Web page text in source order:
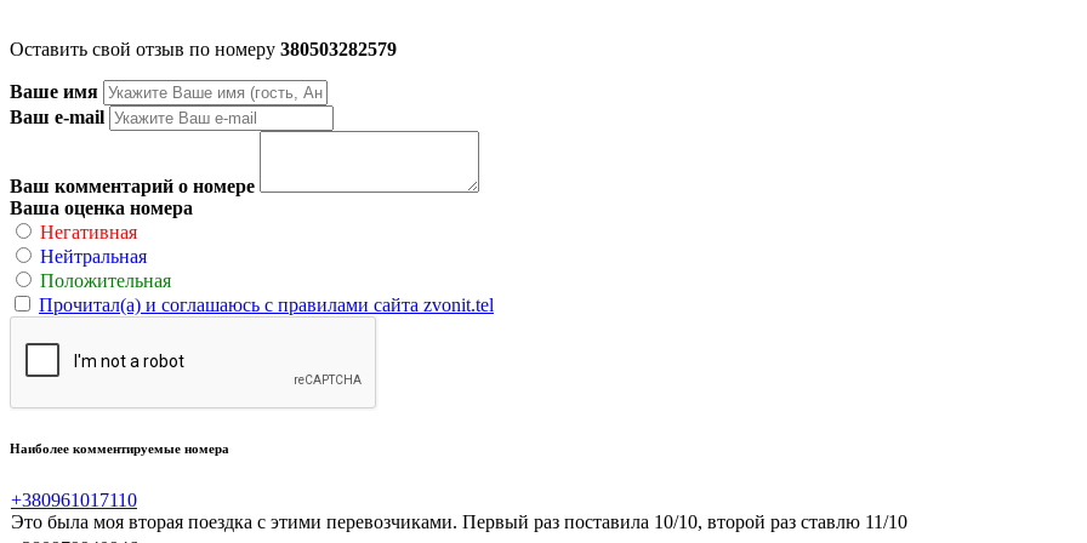
Оставить свой отзыв по номеру 380503282579
Ваше имя
Ваш e-mail
Ваш комментарий о номере
Ваша оценка номера
Негативная
Нейтральная
Положительная
Прочитал(а) и соглашаюсь с правилами сайта zvonit.tel
Наиболее комментируемые номера
+380961017110
Это была моя вторая поездка с этими перевозчиками. Первый раз поставила 10/10, второй раз ставлю 11/10